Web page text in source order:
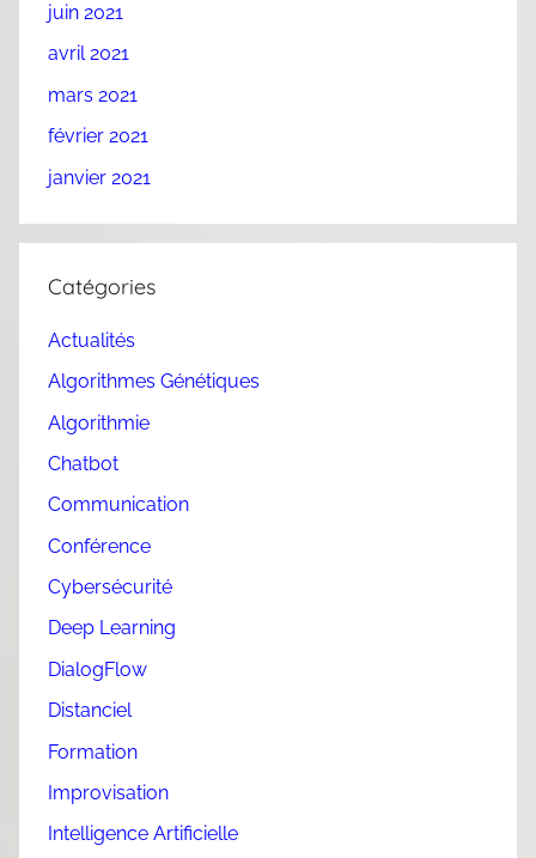
juin 2021
avril 2021
mars 2021
février 2021
janvier 2021
Catégories
Actualités
Algorithmes Génétiques
Algorithmie
Chatbot
Communication
Conférence
Cybersécurité
Deep Learning
DialogFlow
Distanciel
Formation
Improvisation
Intelligence Artificielle